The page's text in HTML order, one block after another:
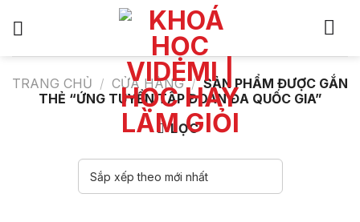
TRANG CHỦ / CỬA HÀNG / SẢN PHẨM ĐƯỢC GẮN
THẺ “ỨNG TUYỂN TẬP ĐOÀN ĐA QUỐC GIA”
LỌC